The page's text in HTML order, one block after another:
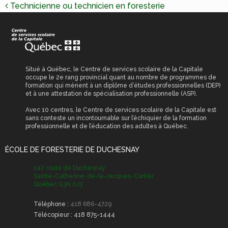
acquis et des
compétences (RAC)
scolaires
stationnement
Permis et certificat
Transport scolaire
NAVIGATION
L’ARTICLE
Technicienne ou technicien en foresterie
Situé à Québec, le Centre de services scolaire de la Capitale
occupe le 2e rang provincial quant au nombre de programmes de
formation qui mènent à un diplôme d’études professionnelles (DEP)
et à une attestation de spécialisation professionnelle (ASP).
Avec 10 centres, le Centre de services scolaire de la Capitale est
sans conteste un incontournable sur l’échiquier de la formation
professionnelle et de l’éducation des adultes à Québec.
ÉCOLE DE FORESTERIE DE DUCHESNAY
147, route de Duchesnay
Sainte-Catherine-de-la-Jacques-Cartier
Québec G3N 0J3
Téléphone : 418 686-4729
Télécopieur : 418 875-1444